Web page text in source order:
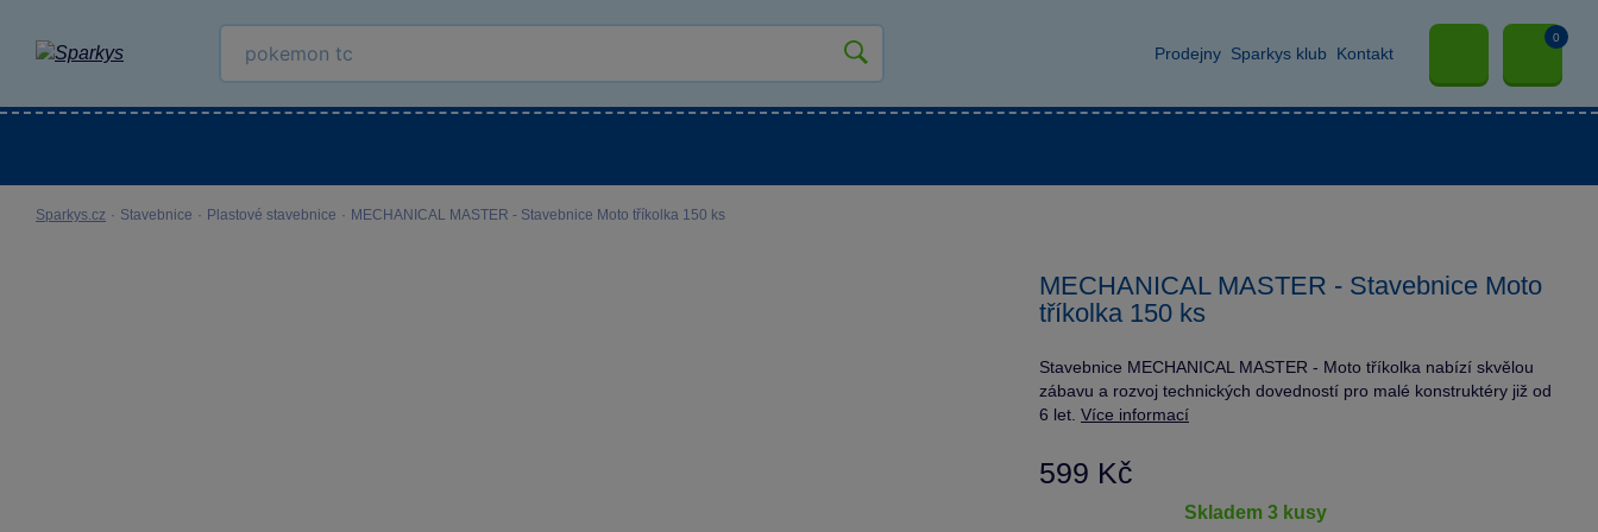
Prodejny Sparkys klub Kontakt
0
Sparkys.cz · Stavebnice · Plastové stavebnice · MECHANICAL MASTER - Stavebnice Moto tříkolka 150 ks
MECHANICAL MASTER - Stavebnice Moto
tříkolka 150 ks
Stavebnice MECHANICAL MASTER - Moto tříkolka nabízí skvělou
zábavu a rozvoj technických dovedností pro malé konstruktéry již od
6 let. Více informací
599 Kč
skladem 3 kusy